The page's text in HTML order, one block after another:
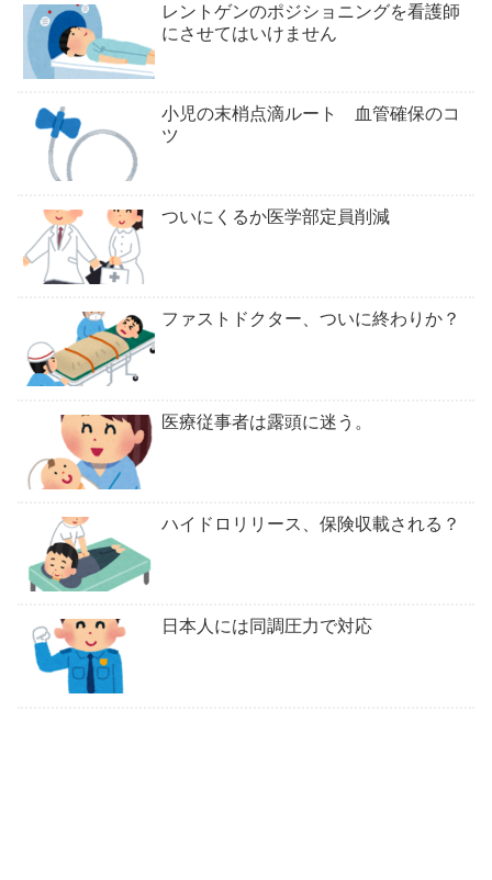
レントゲンのポジショニングを看護師
にさせてはいけません
小児の末梢点滴ルート 血管確保のコ
ツ
ついにくるか医学部定員削減
ファストドクター、ついに終わりか？
医療従事者は露頭に迷う。
ハイドロリリース、保険収載される？
日本人には同調圧力で対応